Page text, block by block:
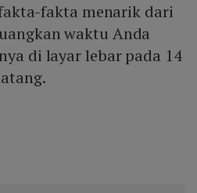
fakta menarik dari
waktu Anda
di layar lebar pada 14